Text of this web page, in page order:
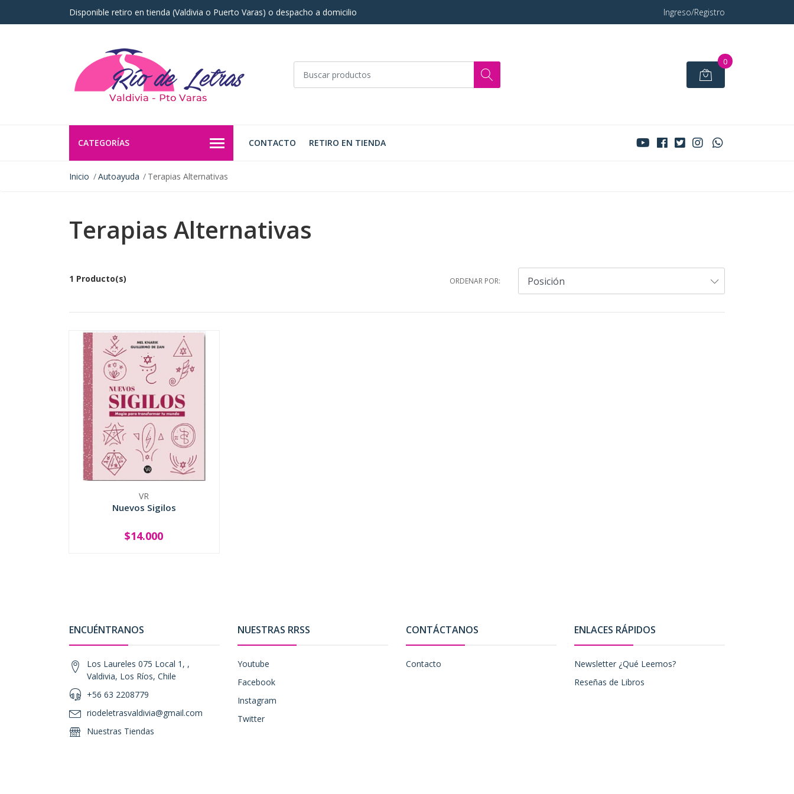
Disponible retiro en tienda (Valdivia o Puerto Varas) o despacho a domicilio Ingreso/Registro
0
CATEGORÍAS CONTACTO RETIRO EN TIENDA
Inicio Autoayuda Terapias Alternativas
Terapias Alternativas
1 Producto(s) ORDENAR POR:
VR
Nuevos Sigilos
+
$14.000
ENCUÉNTRANOS
Los Laureles 075 Local 1, ,
Valdivia, Los Ríos, Chile
+56 63 2208779
riodeletrasvaldivia@gmail.com
Nuestras Tiendas
NUESTRAS RRSS
Youtube
Facebook
Instagram
Twitter
CONTÁCTANOS
Contacto
ENLACES RÁPIDOS
Newsletter ¿Qué Leemos?
Reseñas de Libros